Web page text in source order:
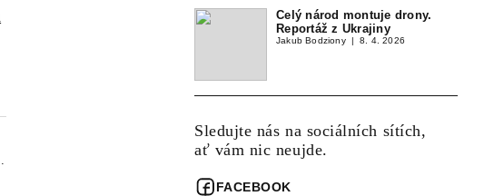
Celý národ montuje drony.
Reportáž z Ukrajiny
Jakub Bodziony 8. 4. 2026
Sledujte nás na sociálních sítích,
ať vám nic neujde.
FACEBOOK